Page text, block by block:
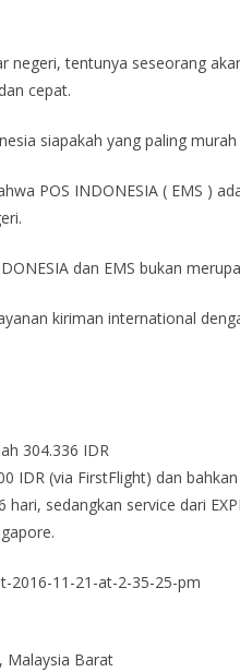
negeri, tentunya seseorang
cepat.
siapakah yang paling
POS INDONESIA ( EMS )
dan EMS bukan
kiriman international
304.336 IDR
IDR (via FirstFlight) dan
sedangkan service dari
Malaysia Barat